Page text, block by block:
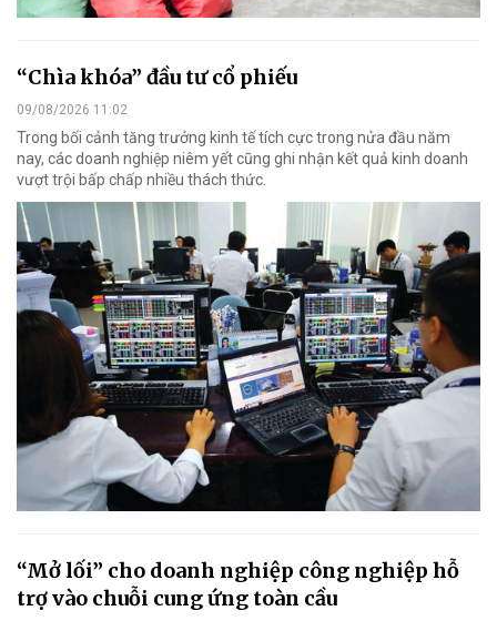
“Chìa khóa” đầu tư cổ phiếu
09/08/2026 11:02
Trong bối cảnh tăng trưởng kinh tế tích cực trong nửa đầu năm
nay, các doanh nghiệp niêm yết cũng ghi nhận kết quả kinh doanh
vượt trội bấp chấp nhiều thách thức.
“Mở lối” cho doanh nghiệp công nghiệp hỗ
trợ vào chuỗi cung ứng toàn cầu